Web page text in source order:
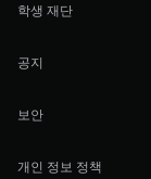
학생 재단
공지
보안
개인 정보 정책